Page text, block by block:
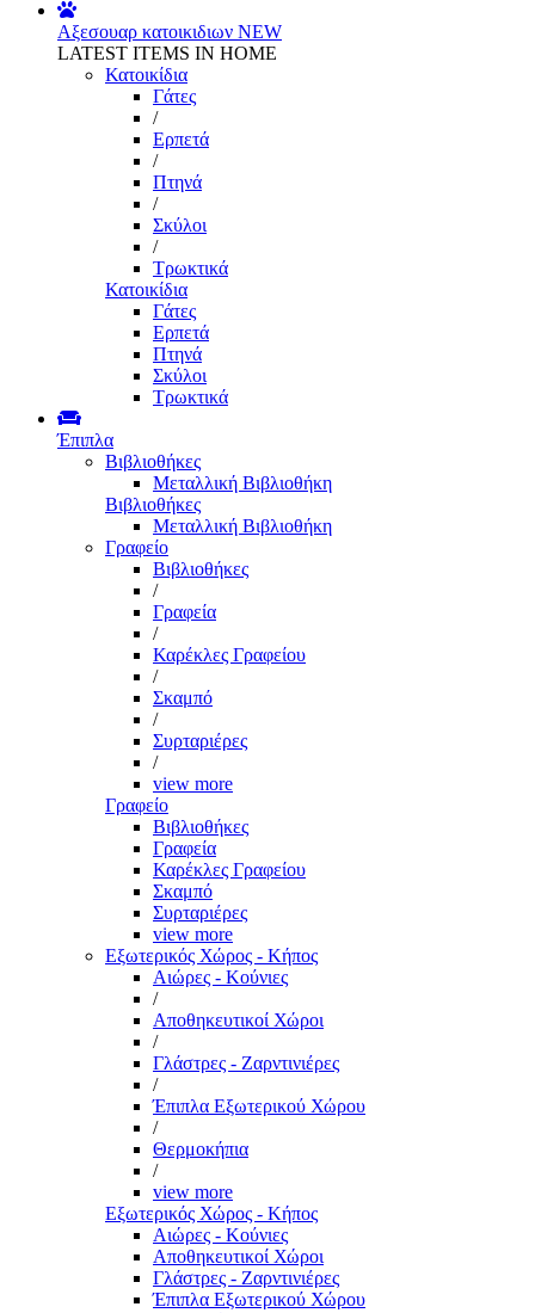
Αξεσουαρ κατοικιδιων NEW
LATEST ITEMS IN HOME
Κατοικίδια
Γάτες
/
Ερπετά
/
Πτηνά
/
Σκύλοι
/
Τρωκτικά
Κατοικίδια
Γάτες
Ερπετά
Πτηνά
Σκύλοι
Τρωκτικά
Έπιπλα
Βιβλιοθήκες
Μεταλλική Βιβλιοθήκη
Βιβλιοθήκες
Μεταλλική Βιβλιοθήκη
Γραφείο
Βιβλιοθήκες
/
Γραφεία
/
Καρέκλες Γραφείου
/
Σκαμπό
/
Συρταριέρες
/
view more
Γραφείο
Βιβλιοθήκες
Γραφεία
Καρέκλες Γραφείου
Σκαμπό
Συρταριέρες
view more
Εξωτερικός Χώρος - Κήπος
Αιώρες - Κούνιες
/
Αποθηκευτικοί Χώροι
/
Γλάστρες - Ζαρντινιέρες
/
Έπιπλα Εξωτερικού Χώρου
/
Θερμοκήπια
/
view more
Εξωτερικός Χώρος - Κήπος
Αιώρες - Κούνιες
Αποθηκευτικοί Χώροι
Γλάστρες - Ζαρντινιέρες
Έπιπλα Εξωτερικού Χώρου